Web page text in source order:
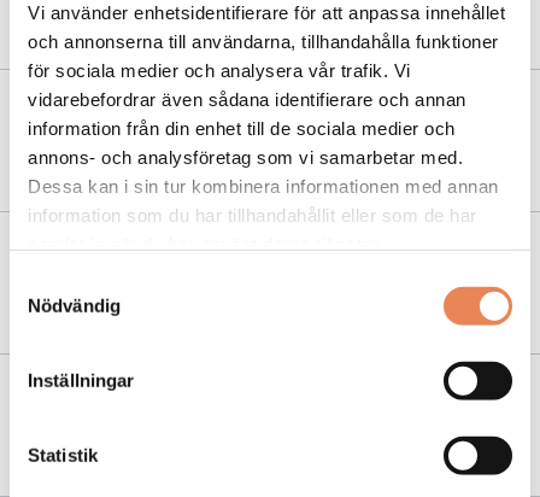
Vi använder enhetsidentifierare för att anpassa innehållet
och annonserna till användarna, tillhandahålla funktioner
för sociala medier och analysera vår trafik. Vi
vidarebefordrar även sådana identifierare och annan
information från din enhet till de sociala medier och
annons- och analysföretag som vi samarbetar med.
Dessa kan i sin tur kombinera informationen med annan
information som du har tillhandahållit eller som de har
Nödvändig
Inställningar
Statistik
Kraftigt besökstapp för Gröna Lund
NYHETER | 9 maj 2023
Han tar plats i Svensk Scenkonst styrelse
Liseberg planerar framåt med försiktighet
”Man känner historiens vingslag på jobbet”